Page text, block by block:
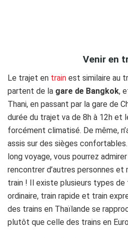
Venir en
Le trajet en train est similaire au
partent de la gare de Bangkok,
Thani, en passant par la gare de
durée du trajet va de 8h à 12h et
forcément climatisé. De même,
assis sur des sièges
long voyage, vous pourrez
rencontrer d’autres personnes et
train ! Il existe plusieurs types
ordinaire, train rapide et train
des trains en Thaïlande se
plutôt que celle des trains en